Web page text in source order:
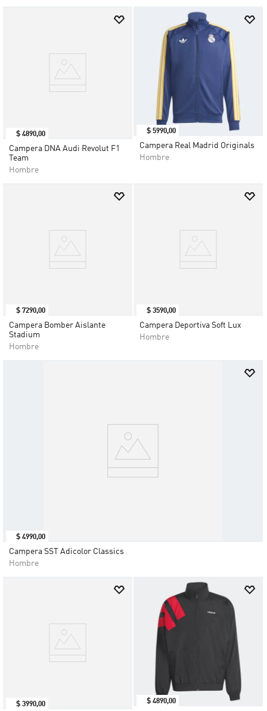
$ 4890,00
Campera DNA Audi Revolut F1
Team
Hombre
$ 5990,00
Campera Real Madrid Originals
Hombre
$ 7290,00
Campera Bomber Aislante
Stadium
Hombre
$ 3590,00
Campera Deportiva Soft Lux
Hombre
$ 4990,00
Campera SST Adicolor Classics
Hombre
$ 3990,00 $ 4890,00